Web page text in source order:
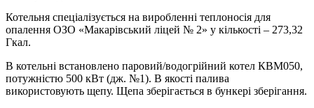
Котельня спеціалізується на виробленні теплоносія для
опалення ОЗО «Макарівський ліцей № 2» у кількості – 273,32
Гкал.
В котельні встановлено паровий/водогрійний котел КВМ050,
потужністю 500 кВт (дж. №1). В якості палива
використовують щепу. Щепа зберігається в бункері зберігання.